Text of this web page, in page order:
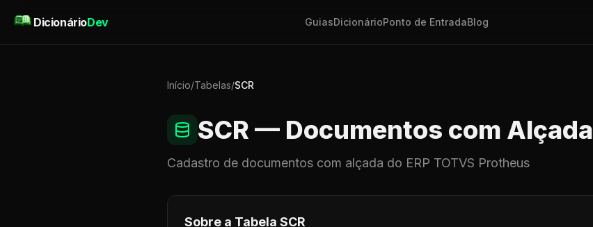
DicionárioDev GuiasDicionárioPonto de EntradaBlog
Início/Tabelas/SCR
SCR — Documentos com Alçada
Cadastro de documentos com alçada do ERP TOTVS Protheus
Sobre a Tabela SCR